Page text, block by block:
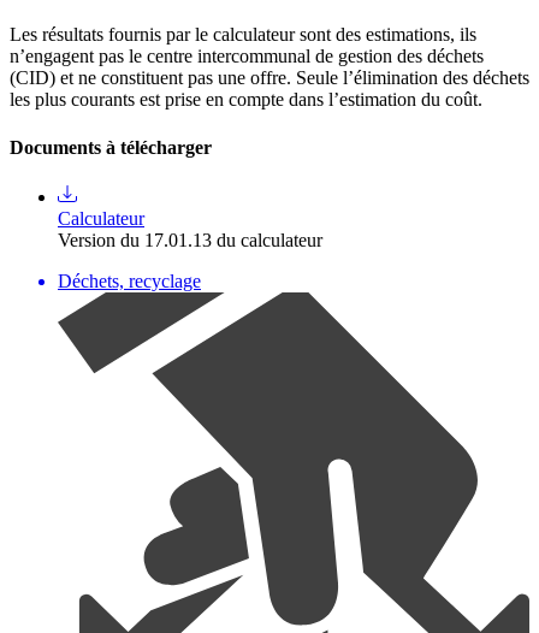
Les résultats fournis par le calculateur sont des estimations, ils
n’engagent pas le centre intercommunal de gestion des déchets
(CID) et ne constituent pas une offre. Seule l’élimination des déchets
les plus courants est prise en compte dans l’estimation du coût.
Documents à télécharger
Calculateur
Version du 17.01.13 du calculateur
Déchets, recyclage